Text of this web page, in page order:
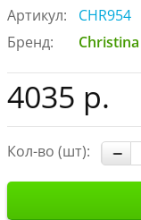
Артикул:
CHR954
Бренд:
4035 р.
Кол-во (шт):